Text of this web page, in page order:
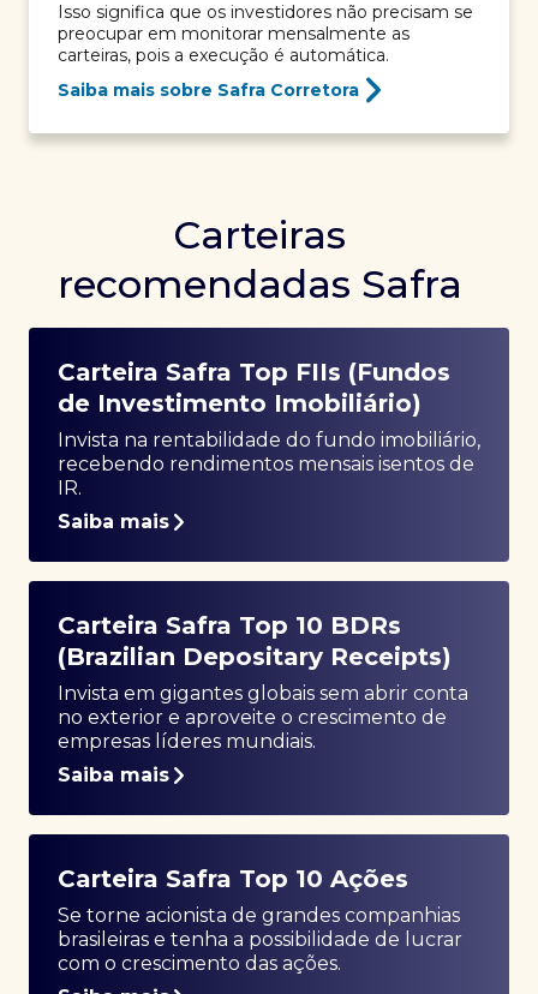
Isso significa que os investidores não precisam se
preocupar em monitorar mensalmente as
carteiras, pois a execução é automática.
Saiba mais sobre Safra Corretora
Carteiras
recomendadas Safra
Carteira Safra Top FIIs (Fundos
de Investimento Imobiliário)
Invista na rentabilidade do fundo imobiliário,
recebendo rendimentos mensais isentos de
IR.
Saiba mais
Carteira Safra Top 10 BDRs
(Brazilian Depositary Receipts)
Invista em gigantes globais sem abrir conta
no exterior e aproveite o crescimento de
empresas líderes mundiais.
Saiba mais
Carteira Safra Top 10 Ações
Se torne acionista de grandes companhias
brasileiras e tenha a possibilidade de lucrar
com o crescimento das ações.